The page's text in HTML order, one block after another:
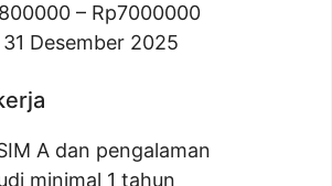
– Rp7000000
Desember 2025
A dan pengalaman
minimal 1 tahun